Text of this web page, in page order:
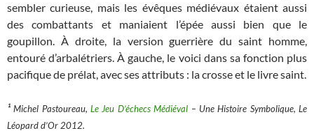
sembler curieuse, mais les évêques médiévaux étaient aussi
des combattants et maniaient l’épée aussi bien que le
goupillon. À droite, la version guerrière du saint homme,
entouré d’arbalétriers. À gauche, le voici dans sa fonction plus
pacifique de prélat, avec ses attributs : la crosse et le livre saint.
¹Michel Pastoureau,Le Jeu D’échecs Médiéval – Une Histoire Symbolique, Le
Léopard d’Or 2012.